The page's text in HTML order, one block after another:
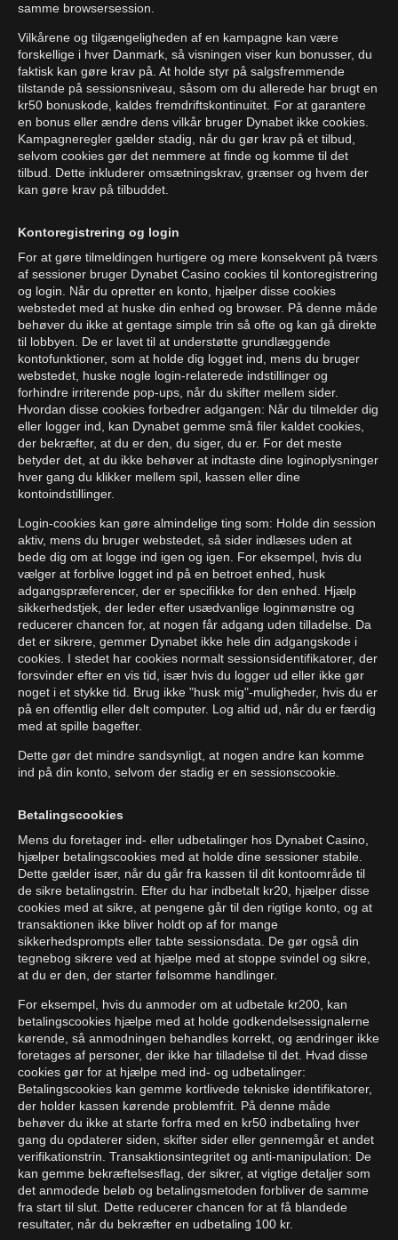
samme browsersession.
Vilkårene og tilgængeligheden af en kampagne kan være
forskellige i hver Danmark, så visningen viser kun bonusser, du
faktisk kan gøre krav på. At holde styr på salgsfremmende
tilstande på sessionsniveau, såsom om du allerede har brugt en
kr50 bonuskode, kaldes fremdriftskontinuitet. For at garantere
en bonus eller ændre dens vilkår bruger Dynabet ikke cookies.
Kampagneregler gælder stadig, når du gør krav på et tilbud,
selvom cookies gør det nemmere at finde og komme til det
tilbud. Dette inkluderer omsætningskrav, grænser og hvem der
kan gøre krav på tilbuddet.
Kontoregistrering og login
For at gøre tilmeldingen hurtigere og mere konsekvent på tværs
af sessioner bruger Dynabet Casino cookies til kontoregistrering
og login. Når du opretter en konto, hjælper disse cookies
webstedet med at huske din enhed og browser. På denne måde
behøver du ikke at gentage simple trin så ofte og kan gå direkte
til lobbyen. De er lavet til at understøtte grundlæggende
kontofunktioner, som at holde dig logget ind, mens du bruger
webstedet, huske nogle login-relaterede indstillinger og
forhindre irriterende pop-ups, når du skifter mellem sider.
Hvordan disse cookies forbedrer adgangen: Når du tilmelder dig
eller logger ind, kan Dynabet gemme små filer kaldet cookies,
der bekræfter, at du er den, du siger, du er. For det meste
betyder det, at du ikke behøver at indtaste dine loginoplysninger
hver gang du klikker mellem spil, kassen eller dine
kontoindstillinger.
Login-cookies kan gøre almindelige ting som: Holde din session
aktiv, mens du bruger webstedet, så sider indlæses uden at
bede dig om at logge ind igen og igen. For eksempel, hvis du
vælger at forblive logget ind på en betroet enhed, husk
adgangspræferencer, der er specifikke for den enhed. Hjælp
sikkerhedstjek, der leder efter usædvanlige loginmønstre og
reducerer chancen for, at nogen får adgang uden tilladelse. Da
det er sikrere, gemmer Dynabet ikke hele din adgangskode i
cookies. I stedet har cookies normalt sessionsidentifikatorer, der
forsvinder efter en vis tid, især hvis du logger ud eller ikke gør
noget i et stykke tid. Brug ikke "husk mig"-muligheder, hvis du er
på en offentlig eller delt computer. Log altid ud, når du er færdig
med at spille bagefter.
Dette gør det mindre sandsynligt, at nogen andre kan komme
ind på din konto, selvom der stadig er en sessionscookie.
Betalingscookies
Mens du foretager ind- eller udbetalinger hos Dynabet Casino,
hjælper betalingscookies med at holde dine sessioner stabile.
Dette gælder især, når du går fra kassen til dit kontoområde til
de sikre betalingstrin. Efter du har indbetalt kr20, hjælper disse
cookies med at sikre, at pengene går til den rigtige konto, og at
transaktionen ikke bliver holdt op af for mange
sikkerhedsprompts eller tabte sessionsdata. De gør også din
tegnebog sikrere ved at hjælpe med at stoppe svindel og sikre,
at du er den, der starter følsomme handlinger.
For eksempel, hvis du anmoder om at udbetale kr200, kan
betalingscookies hjælpe med at holde godkendelsessignalerne
kørende, så anmodningen behandles korrekt, og ændringer ikke
foretages af personer, der ikke har tilladelse til det. Hvad disse
cookies gør for at hjælpe med ind- og udbetalinger:
Betalingscookies kan gemme kortlivede tekniske identifikatorer,
der holder kassen kørende problemfrit. På denne måde
behøver du ikke at starte forfra med en kr50 indbetaling hver
gang du opdaterer siden, skifter sider eller gennemgår et andet
verifikationstrin. Transaktionsintegritet og anti-manipulation: De
kan gemme bekræftelsesflag, der sikrer, at vigtige detaljer som
det anmodede beløb og betalingsmetoden forbliver de samme
fra start til slut. Dette reducerer chancen for at få blandede
resultater, når du bekræfter en udbetaling 100 kr.